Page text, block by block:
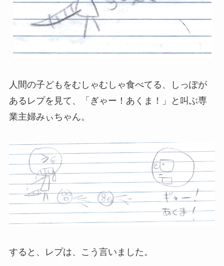
人間の子どもをむしゃむしゃ食べてる、しっぽが
あるレプを見て、「ぎゃー！あくま！」と叫ぶ専
業主婦みぃちゃん。
すると、レプは、こう言いました。